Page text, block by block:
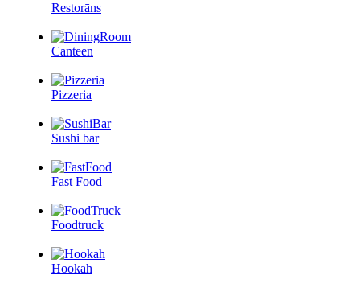
Restorāns
Canteen
Pizzeria
Sushi bar
Fast Food
Foodtruck
Hookah